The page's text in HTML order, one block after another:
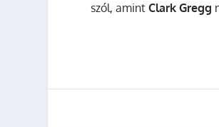
szól, amintClark Gregg